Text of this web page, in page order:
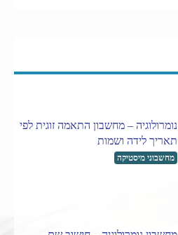
נומרולוגיה – מחשבון התאמה זוגית לפי
תאריך לידה ושמות
מחשבוני מיסטיקה